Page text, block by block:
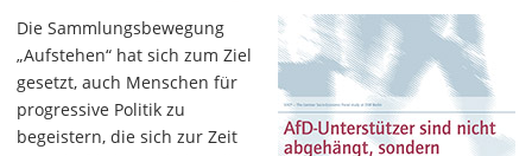
Die Sammlungsbewegung
„Aufstehen“ hat sich zum Ziel
gesetzt, auch Menschen für
progressive Politik zu
begeistern, die sich zur Zeit